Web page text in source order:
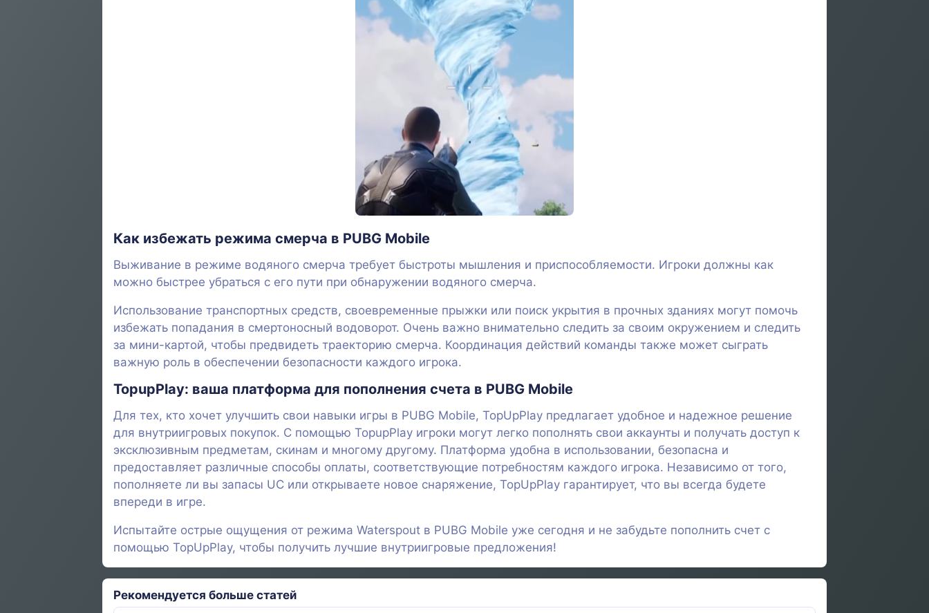
Как избежать режима смерча в PUBG Mobile
Выживание в режиме водяного смерча требует быстроты мышления и приспособляемости. Игроки должны как
можно быстрее убраться с его пути при обнаружении водяного смерча.
Использование транспортных средств, своевременные прыжки или поиск укрытия в прочных зданиях могут помочь
избежать попадания в смертоносный водоворот. Очень важно внимательно следить за своим окружением и следить
за мини-картой, чтобы предвидеть траекторию смерча. Координация действий команды также может сыграть
важную роль в обеспечении безопасности каждого игрока.
TopupPlay: ваша платформа для пополнения счета в PUBG Mobile
Для тех, кто хочет улучшить свои навыки игры в PUBG Mobile, TopUpPlay предлагает удобное и надежное решение
для внутриигровых покупок. С помощью TopupPlay игроки могут легко пополнять свои аккаунты и получать доступ к
эксклюзивным предметам, скинам и многому другому. Платформа удобна в использовании, безопасна и
предоставляет различные способы оплаты, соответствующие потребностям каждого игрока. Независимо от того,
пополняете ли вы запасы UC или открываете новое снаряжение, TopUpPlay гарантирует, что вы всегда будете
впереди в игре.
Испытайте острые ощущения от режима Waterspout в PUBG Mobile уже сегодня и не забудьте пополнить счет с
помощью TopUpPlay, чтобы получить лучшие внутриигровые предложения!
Рекомендуется больше статей